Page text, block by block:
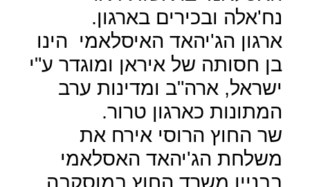
נח'אלה ובכירים בארגון.
ארגון הג'יהאד האיסלאמי
הינו
בן חסותה של איראן ומוגדר ע"י
ישראל, ארה"ב ומדינות ערב
המתונות כארגון טרור.
שר החוץ הרוסי אירח את
משלחת הג'יהאד האסלאמי
בבניין משרד החוץ במוסקבה,